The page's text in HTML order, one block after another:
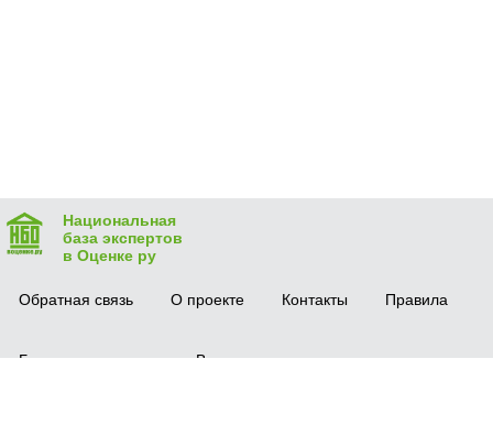
Национальная
база экспертов
в Оценке ру
Обратная связь О проекте Контакты Правила
Безопасная сделка Вопрос-ответ